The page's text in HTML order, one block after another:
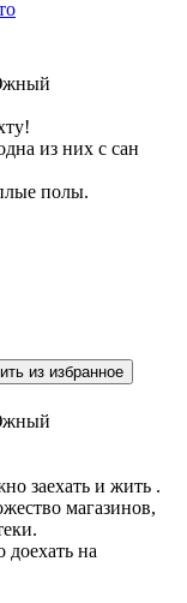
из них с сан
полы.
из избранное
заехать и жить .
магазинов,
на